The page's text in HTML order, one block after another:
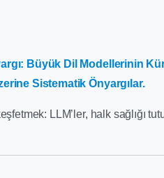
Büyük Dil Modellerinin
Sistematik Önyargılar.
LLM’ler, halk sağlığı